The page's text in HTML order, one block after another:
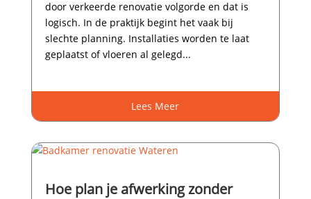
door verkeerde renovatie volgorde en dat is
logisch.​ In de praktijk begint het vaak bij
slechte planning.​ Installaties worden te laat
geplaatst of vloeren al gelegd...
Lees Meer
Hoe plan je afwerking zonder